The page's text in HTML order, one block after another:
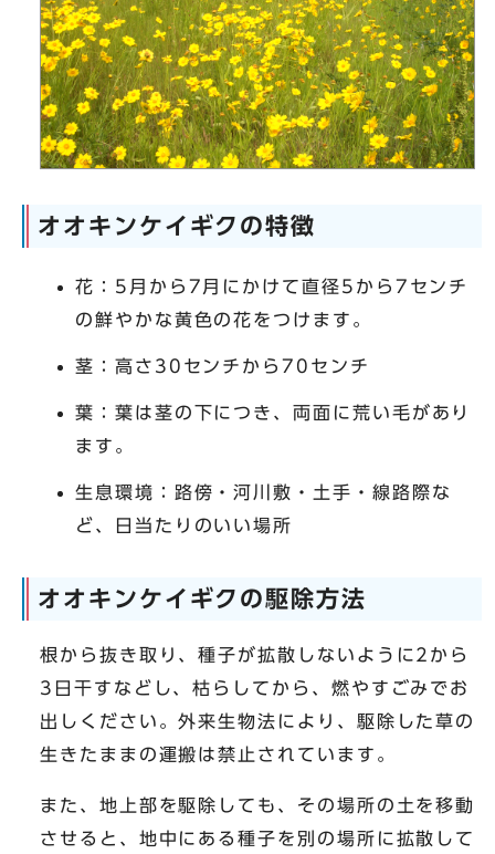
オオキンケイギクの特徴
花：5月から7月にかけて直径5から7センチ
の鮮やかな黄色の花をつけます。
茎：高さ30センチから70センチ
葉：葉は茎の下につき、両面に荒い毛があり
ます。
生息環境：路傍・河川敷・土手・線路際な
ど、日当たりのいい場所
オオキンケイギクの駆除方法
根から抜き取り、種子が拡散しないように2から
3日干すなどし、枯らしてから、燃やすごみでお
出しください。外来生物法により、駆除した草の
生きたままの運搬は禁止されています。
また、地上部を駆除しても、その場所の土を移動
させると、地中にある種子を別の場所に拡散して